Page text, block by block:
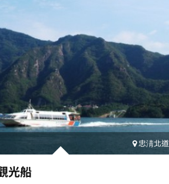
天臺宗總本山的救仁寺、溪水源自於
句麗名將溫達將軍與平岡公主的傳
溫達山城、溫達洞窟等名勝之處，這
MBC電視劇《太王四神記》、KBS電視
拍攝地，依參觀路線往內走，處處可見
帶領遊客進入劇中世界。尤其這裡還
添不少樂趣。
忠淸北
光船